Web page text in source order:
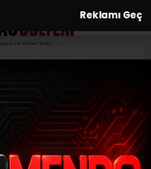
Reklamı Geç
Tel Aviv
alındı
- 19:00, Güncelleme: